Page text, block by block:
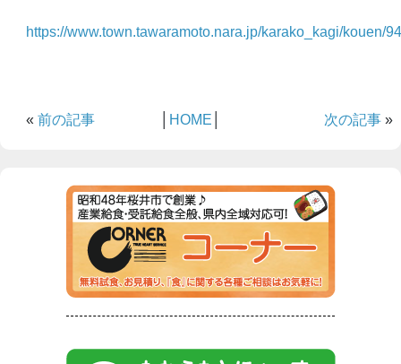
https://www.town.tawaramoto.nara.jp/karako_kagi/kouen/
« 前の記事 HOME 次の記事 »